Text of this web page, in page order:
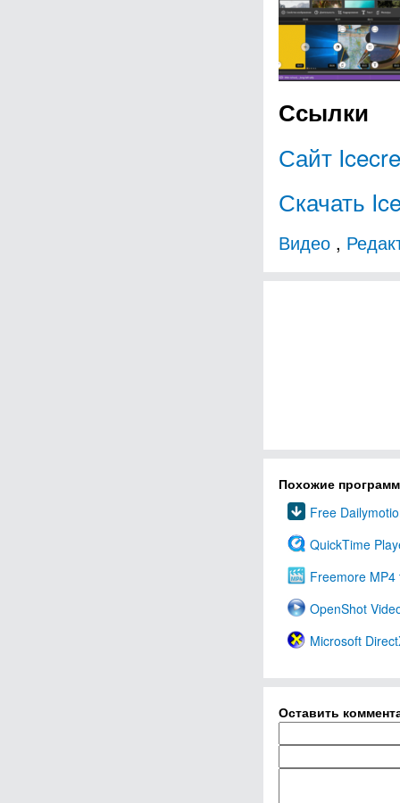
Ссылки
Сайт
Скачать
Видео ,
Похожие
Free
QuickTime
Freemore MP4
OpenShot
Microsoft
Оставить